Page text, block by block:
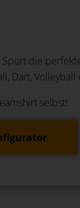
die
Dart, Volleyball
selbst!